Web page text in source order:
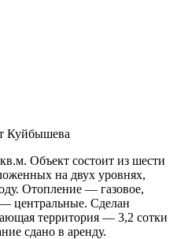
Куйбышева
Объект состоит из шести
на двух уровнях,
Отопление — газовое,
центральные. Сделан
территория — 3,2 сотки
сдано в аренду.